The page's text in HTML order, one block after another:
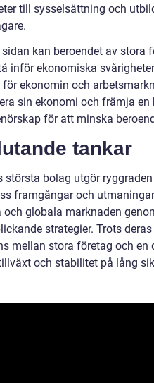
till sysselsättning och
kan beroendet av stora
inför ekonomiska
för ekonomin och
sin ekonomi och främja
för att minska
tankar
största bolag utgör
framgångar och
och globala marknaden
strategier. Trots
mellan stora företag och
och stabilitet på lång